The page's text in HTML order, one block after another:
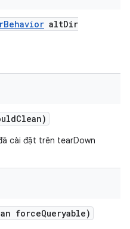
Behavior altDir
Clean)
cài đặt trên tearDown
forceQueryable)